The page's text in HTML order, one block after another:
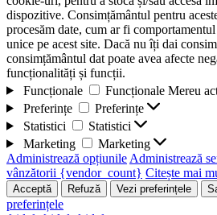
dispozitive. Consimțământul pentru
procesăm date, cum ar fi
unice pe acest site. Dacă nu îți dai
consimțământul dat poate avea afecte
funcționalități și funcții.
Funcționale
Funcționale Mereu
Preferințe
Preferințe
Statistici
Statistici
Marketing
Marketing
Administrează opțiunile Administrează
vânzătorii {vendor_count} Citește mai
Acceptă Refuză Vezi preferințele
preferințele